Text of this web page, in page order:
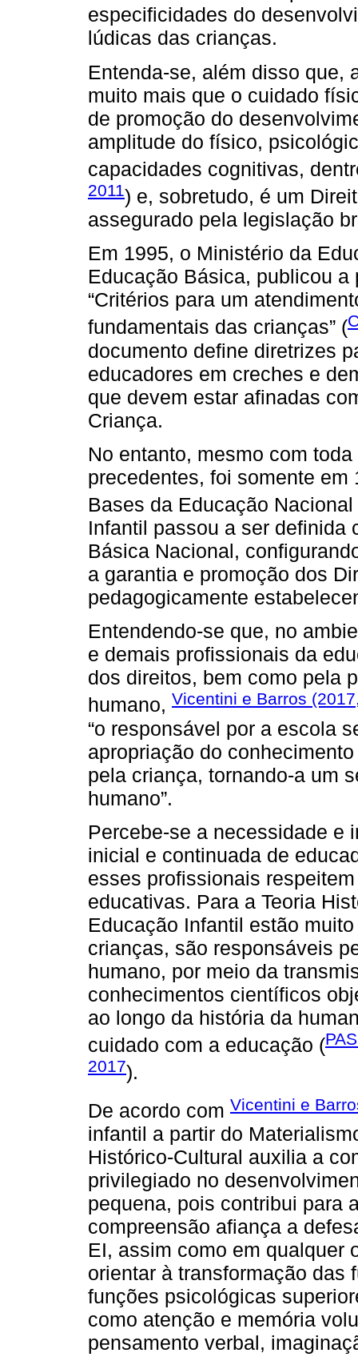
especificidades do
lúdicas das crianças.
Entenda-se, além disso que,
muito mais que o cuidado
de promoção do
amplitude do físico,
capacidades cognitivas,
2011) e, sobretudo, é um
assegurado pela legislação
Em 1995, o Ministério da
Educação Básica, publicou
“Critérios para um
fundamentais das crianças” (
documento define diretrizes
educadores em creches e
que devem estar afinadas
Criança.
No entanto, mesmo com
precedentes, foi somente
Bases da Educação Nacional
Infantil passou a ser definida
Básica Nacional,
a garantia e promoção dos
pedagogicamente
Entendendo-se que, no
e demais profissionais da
dos direitos, bem como pela
humano, Vicentini e Barros
“o responsável por a escola
apropriação do
pela criança, tornando-a um
humano”.
Percebe-se a necessidade e
inicial e continuada de
esses profissionais
educativas. Para a Teoria
Educação Infantil estão
crianças, são responsáveis
humano, por meio da
conhecimentos científicos
ao longo da história da
cuidado com a educação (
2017).
De acordo com Vicentini e
infantil a partir do
Histórico-Cultural auxilia a
privilegiado no
pequena, pois contribui para
compreensão afiança a
EI, assim como em qualquer
orientar à transformação das
funções psicológicas
como atenção e memória
pensamento verbal,